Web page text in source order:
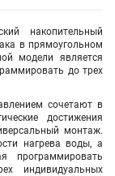
накопительный
в прямоугольном
модели является
до трех
сочетают в
достижения
монтаж.
нагрева воды, а
программировать
индивидуальных